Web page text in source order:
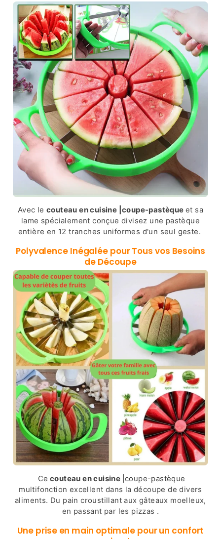
Avec lecouteau en cuisine |coupe-pastèqueet sa
lame spécialement conçue divisez une pastèque
entière en 12 tranches uniformes d'un seul geste.
Polyvalence Inégalée pour Tous vos Besoins
de Découpe
Ce couteau en cuisine |coupe-pastèque
multifonction excellent dans la découpe de divers
aliments. Du pain croustillant aux gâteaux moelleux,
en passant par les pizzas .
Une prise en main optimale pour un confort